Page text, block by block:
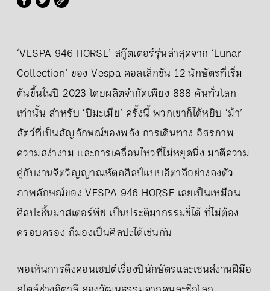
‘VESPA 946 HORSE’ สกู๊ตเตอร์รุ่นล่าสุดจาก ‘Lunar
Collection’ ของ Vespa คอลเล็กชัน 12 นักษัตรที่เริ่ม
ต้นขึ้นในปี 2023 โดยผลิตจำกัดเพียง 888 คันทั่วโลก
เท่านั้น สำหรับ ‘ปีมะเมีย’ ครั้งนี้ พวกเขาก็ได้หยิบ ‘ม้า’
สัตว์ที่เป็นสัญลักษณ์ของพลัง การเดินทาง อิสรภาพ
ความสง่างาม และการเคลื่อนไหวที่ไม่หยุดนิ่ง มาตีความ
คู่กับงานจิตวิญญาณหัตถศิลป์แบบอิตาลีอย่างลงตัว
ภาพลักษณ์ของ VESPA 946 HORSE เลยเป็นเหมือน
ศิลปะชิ้นมาสเตอร์พีซ เป็นประติมากรรมขี่ได้ ที่ไม่ต้อง
ครอบครอง ก็มองเป็นศิลปะได้เช่นกัน
พอเห็นการดึงคอนเซปต์เรื่องปีนักษัตรและเซนส์งานฝีมือ